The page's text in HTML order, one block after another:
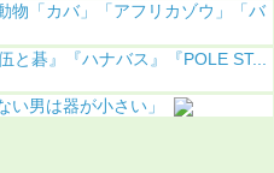
物「カバ」「アフリカゾウ」「バ
と碁』『ハナバス』『POLE ST...
い男は器が小さい」